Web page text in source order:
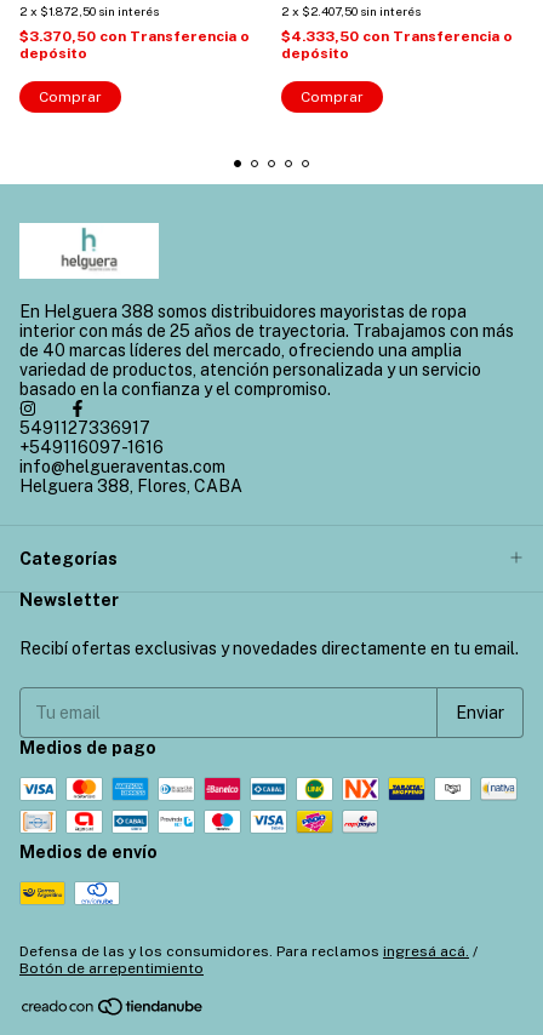
2 x $1.872,50 sin interés
$3.370,50 con Transferencia o
depósito
Comprar
2 x $2.407,50 sin interés
$4.333,50 con Transferencia o
depósito
Comprar
En Helguera 388 somos distribuidores mayoristas de ropa
interior con más de 25 años de trayectoria. Trabajamos con más
de 40 marcas líderes del mercado, ofreciendo una amplia
variedad de productos, atención personalizada y un servicio
basado en la confianza y el compromiso.
5491127336917
+549116097-1616
info@helgueraventas.com
Helguera 388, Flores, CABA
Categorías
Newsletter
Recibí ofertas exclusivas y novedades directamente en tu email.
Medios de pago
Medios de envío
Defensa de las y los consumidores. Para reclamos ingresá acá. /
Botón de arrepentimiento